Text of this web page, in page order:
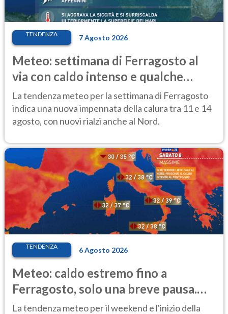
TENDENZA 7 Agosto 2026
Meteo: settimana di Ferragosto al
via con caldo intenso e qualche
temporale
La tendenza meteo per la settimana di Ferragosto
indica una nuova impennata della calura tra 11 e 14
agosto, con nuovi rialzi anche al Nord.
TENDENZA 6 Agosto 2026
Meteo: caldo estremo fino a
Ferragosto, solo una breve pausa.
Ecco dove
La tendenza meteo per il weekend e l'inizio della